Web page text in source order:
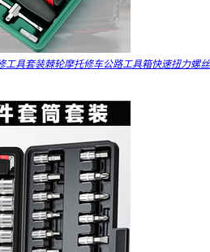
工具套装棘轮摩托修车公路工具箱快速扭力螺丝